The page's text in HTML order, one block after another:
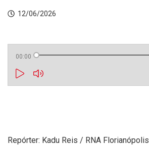
12/06/2026
00:00
Repórter: Kadu Reis / RNA Florianópolis